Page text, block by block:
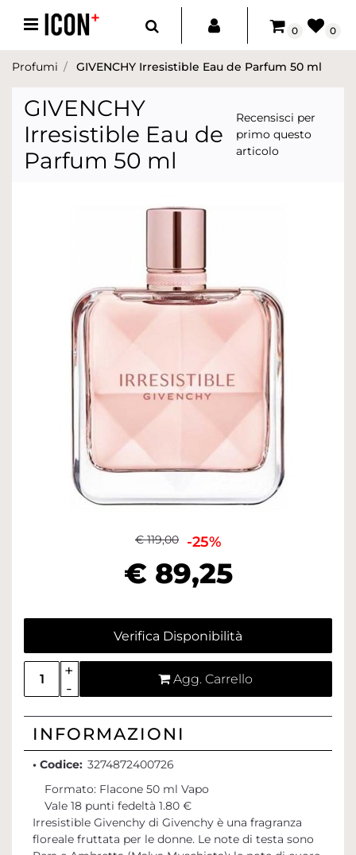
Open menu
0 0
Profumi GIVENCHY Irresistible Eau de Parfum 50 ml
GIVENCHY
Irresistible Eau de
Parfum 50 ml
Recensisci per
primo questo
articolo
€ 119,00 -25%
€ 89,25
Verifica Disponibilità
Quantità
Agg. Carrello
INFORMAZIONI
• Codice: 3274872400726
Formato: Flacone 50 ml Vapo
Vale 18 punti fedeltà 1.80 €
Irresistible Givenchy di Givenchy è una fragranza
floreale fruttata per le donne. Le note di testa sono